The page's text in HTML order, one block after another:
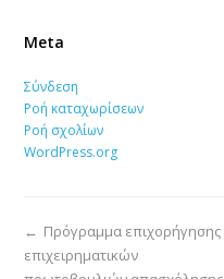
Meta
Σύνδεση
Ροή καταχωρίσεων
Ροή σχολίων
WordPress.org
← Πρόγραμμα επιχορήγησης
επιχειρηματικών